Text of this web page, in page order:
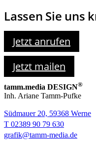
Lassen Sie uns
Jetzt anrufen
Jetzt mailen
tamm.media DESIGN®
Inh. Ariane Tamm-Pufke
Südmauer 20, 59368 Werne
T 02389 90 79 630
grafik@tamm-media.de